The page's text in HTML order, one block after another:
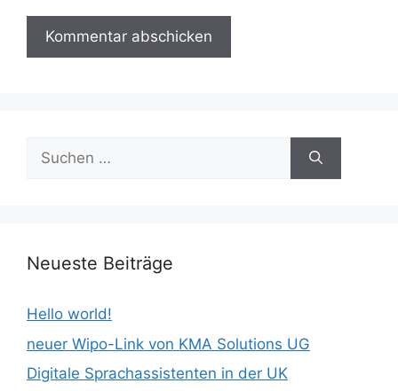
Suchen
nach:
Neueste Beiträge
Hello world!
neuer Wipo-Link von KMA Solutions UG
Digitale Sprachassistenten in der UK